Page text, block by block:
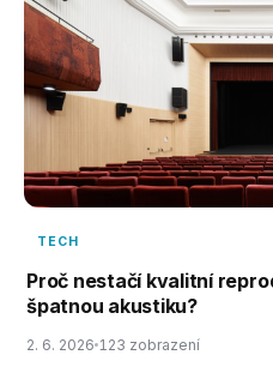
TECH
Proč nestačí kvalitní
špatnou akustiku?
2. 6. 2026 123 zobrazení